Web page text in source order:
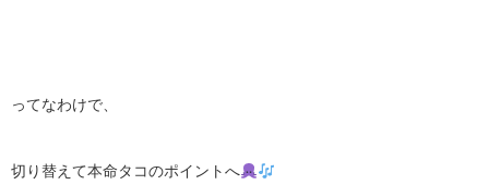
ってなわけで、
切り替えて本命タコのポイントへ